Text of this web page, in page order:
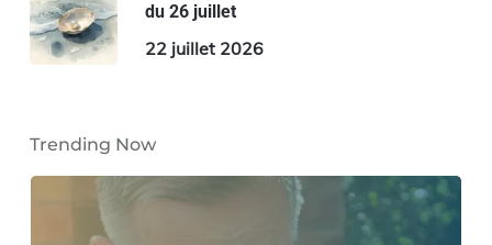
du 26 juillet
22 juillet 2026
Trending Now